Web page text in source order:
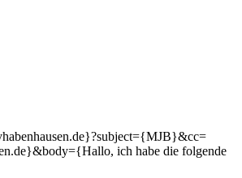
ich habe die folgende